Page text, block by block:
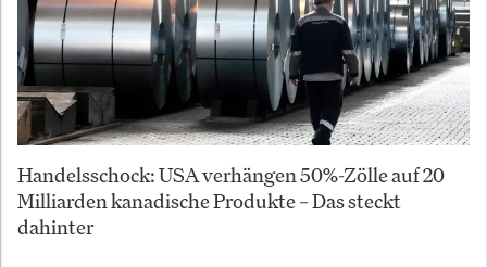
Handelsschock: USA verhängen 50%-Zölle auf 20
Milliarden kanadische Produkte – Das steckt
dahinter